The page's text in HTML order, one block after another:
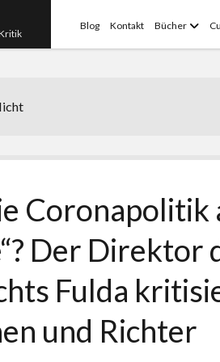
Blog Kontakt Bücher Menü
Coronapolitik
Der Direktor
Fulda
und Richter